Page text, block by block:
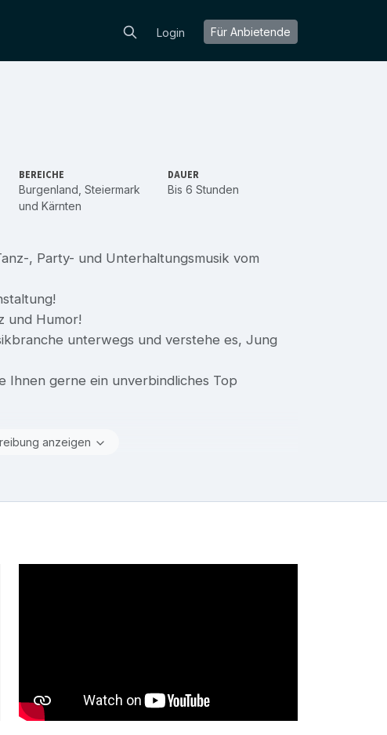
Login Für Anbietende
BEREICHE
Burgenland Steiermark
und Kärnten
DAUER
Bis 6 Stunden
, Party- und Unterhaltungsmusik vom
und Humor!
unterwegs und verstehe es, Jung
Ihnen gerne ein unverbindliches Top
anzeigen